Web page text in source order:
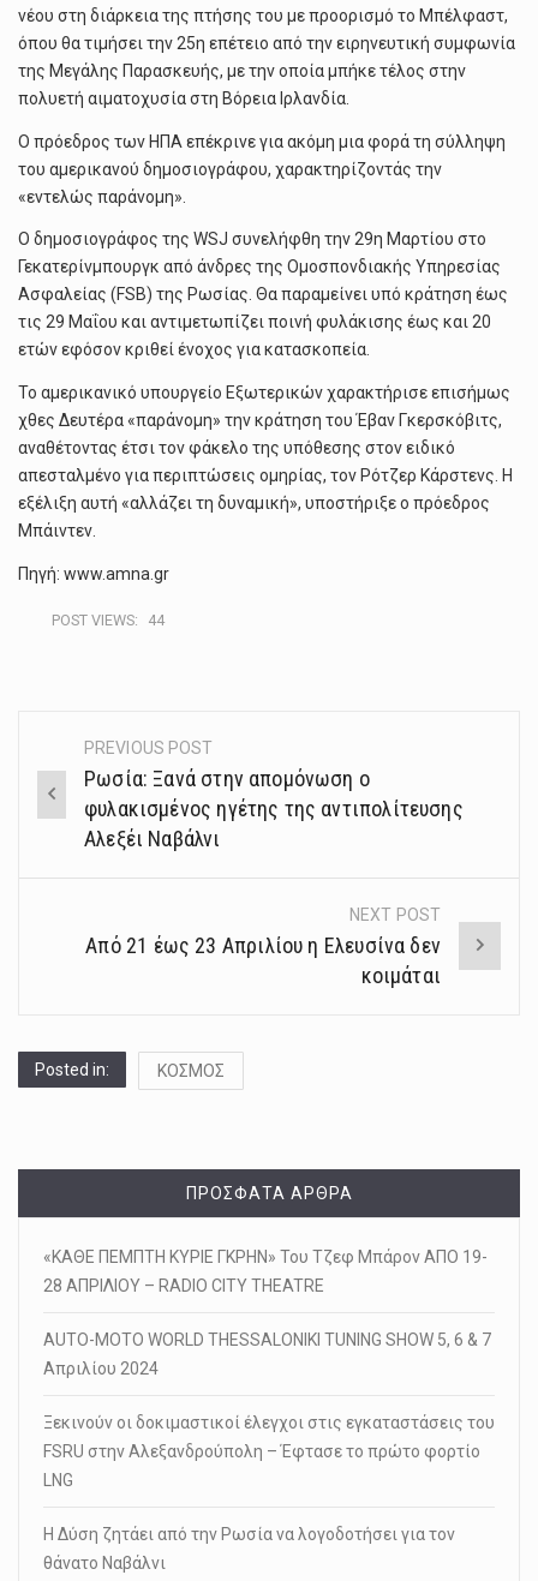
νέου στη διάρκεια της πτήσης του με προορισμό το Μπέλφαστ,
όπου θα τιμήσει την 25η επέτειο από την ειρηνευτική συμφωνία
της Μεγάλης Παρασκευής, με την οποία μπήκε τέλος στην
πολυετή αιματοχυσία στη Βόρεια Ιρλανδία.
Ο πρόεδρος των ΗΠΑ επέκρινε για ακόμη μια φορά τη σύλληψη
του αμερικανού δημοσιογράφου, χαρακτηρίζοντάς την
«εντελώς παράνομη».
Ο δημοσιογράφος της WSJ συνελήφθη την 29η Μαρτίου στο
Γεκατερίνμπουργκ από άνδρες της Ομοσπονδιακής Υπηρεσίας
Ασφαλείας (FSB) της Ρωσίας. Θα παραμείνει υπό κράτηση έως
τις 29 Μαΐου και αντιμετωπίζει ποινή φυλάκισης έως και 20
ετών εφόσον κριθεί ένοχος για κατασκοπεία.
Το αμερικανικό υπουργείο Εξωτερικών χαρακτήρισε επισήμως
χθες Δευτέρα «παράνομη» την κράτηση του Έβαν Γκερσκόβιτς,
αναθέτοντας έτσι τον φάκελο της υπόθεσης στον ειδικό
απεσταλμένο για περιπτώσεις ομηρίας, τον Ρότζερ Κάρστενς. Η
εξέλιξη αυτή «αλλάζει τη δυναμική», υποστήριξε ο πρόεδρος
Μπάιντεν.
Πηγή: www.amna.gr
POST VIEWS: 44
Post
navigation
PREVIOUS POST
Ρωσία: Ξανά στην απομόνωση ο
φυλακισμένος ηγέτης της αντιπολίτευσης
Αλεξέι Ναβάλνι
NEXT POST
Από 21 έως 23 Απριλίου η Ελευσίνα δεν
κοιμάται
Posted in: ΚΟΣΜΟΣ
ΠΡΌΣΦΑΤΑ ΆΡΘΡΑ
«ΚΑΘΕ ΠΕΜΠΤΗ ΚΥΡΙΕ ΓΚΡΗΝ» Του Τζεφ Μπάρον ΑΠΟ 19-
28 ΑΠΡΙΛΙΟΥ – RADIO CITY THEATRE
AUTO-MOTO WORLD THESSALONIKI TUNING SHOW 5, 6 & 7
Απριλίου 2024
Ξεκινούν οι δοκιμαστικοί έλεγχοι στις εγκαταστάσεις του
FSRU στην Αλεξανδρούπολη – Έφτασε το πρώτο φορτίο
LNG
Η Δύση ζητάει από την Ρωσία να λογοδοτήσει για τον
θάνατο Ναβάλνι